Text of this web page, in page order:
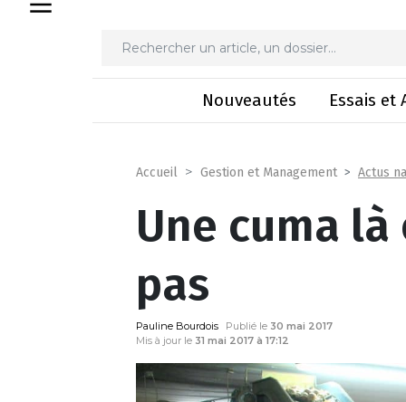
Nouveautés Essais et
Accueil Gestion et Management Actus
Une cuma
pas
Pauline Bourdois Publié le 30 mai 2017
Mis à jour le 31 mai 2017 à 17:12